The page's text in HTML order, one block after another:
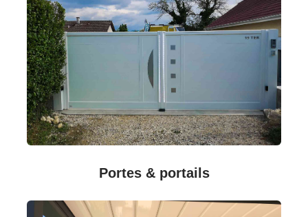
Portes & portails